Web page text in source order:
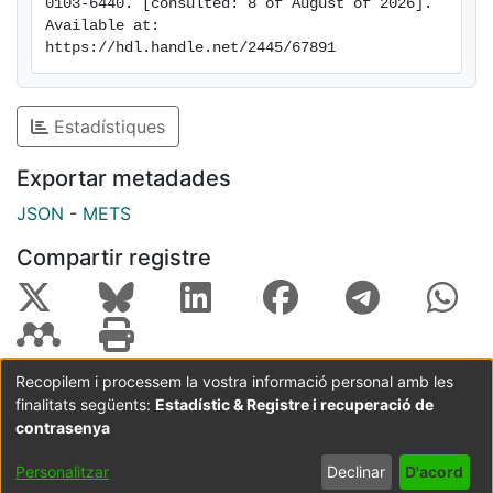
the bovine root canal walls.
0103-6440. [consulted: 8 of August of 2026].
Available at:
https://hdl.handle.net/2445/67891
Estadístiques
Exportar metadades
JSON - METS
Compartir registre
Coordinació:CRAI UB Avís legal
Metadades
subjectes a:
Configuració
de cookies
privadesa
Recopilem i processem la vostra informació personal amb les
finalitats següents: Estadístic & Registre i recuperació de
contrasenya
Personalitzar Declinar D'acord